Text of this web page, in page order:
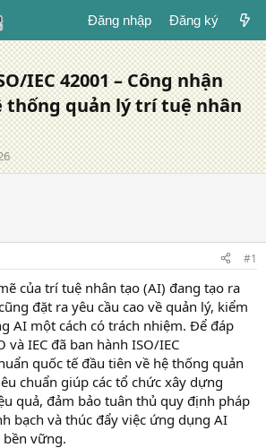
Đăng nhập Đăng ký
IEC 42001 – Công nhận
thống quản lý trí tuệ nhân
#1
của trí tuệ nhân tạo (AI) đang tạo ra
đặt ra yêu cầu cao về quản lý, kiểm
AI một cách có trách nhiệm. Để đáp
và IEC đã ban hành ISO/IEC
quốc tế đầu tiên về hệ thống quản
chuẩn giúp các tổ chức xây dựng
quả, đảm bảo tuân thủ quy định pháp
bạch và thúc đẩy việc ứng dụng AI
vững.